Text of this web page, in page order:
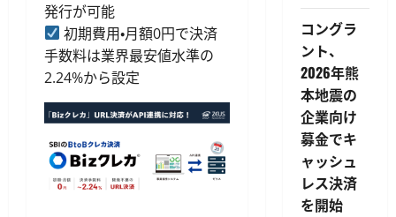
発行が可能
初期費用・月額0円で決済
手数料は業界最安値水準の
2.24%から設定
コングラ
ント、
2026年熊
本地震の
企業向け
募金でキ
ャッシュ
レス決済
を開始